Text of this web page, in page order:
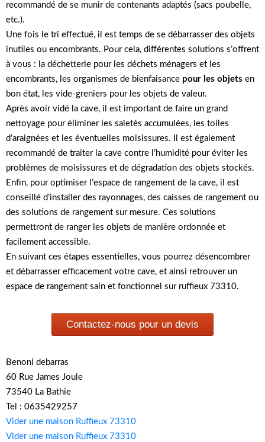
recommandé de se munir de contenants adaptés (sacs poubelle,
etc.).
Une fois le tri effectué, il est temps de se débarrasser des objets
inutiles ou encombrants. Pour cela, différentes solutions s’offrent
à vous : la déchetterie pour les déchets ménagers et les
encombrants, les organismes de bienfaisance pour les objets en
bon état, les vide-greniers pour les objets de valeur.
Après avoir vidé la cave, il est important de faire un grand
nettoyage pour éliminer les saletés accumulées, les toiles
d’araignées et les éventuelles moisissures. Il est également
recommandé de traiter la cave contre l’humidité pour éviter les
problèmes de moisissures et de dégradation des objets stockés.
Enfin, pour optimiser l’espace de rangement de la cave, il est
conseillé d’installer des rayonnages, des caisses de rangement ou
des solutions de rangement sur mesure. Ces solutions
permettront de ranger les objets de manière ordonnée et
facilement accessible.
En suivant ces étapes essentielles, vous pourrez désencombrer
et débarrasser efficacement votre cave, et ainsi retrouver un
espace de rangement sain et fonctionnel sur ruffieux 73310.
Contactez-nous pour un devis
Benoni debarras
60 Rue James Joule
73540 La Bathie
Tel : 0635429257
Vider une maison Ruffieux 73310
Vider une maison Ruffieux 73310